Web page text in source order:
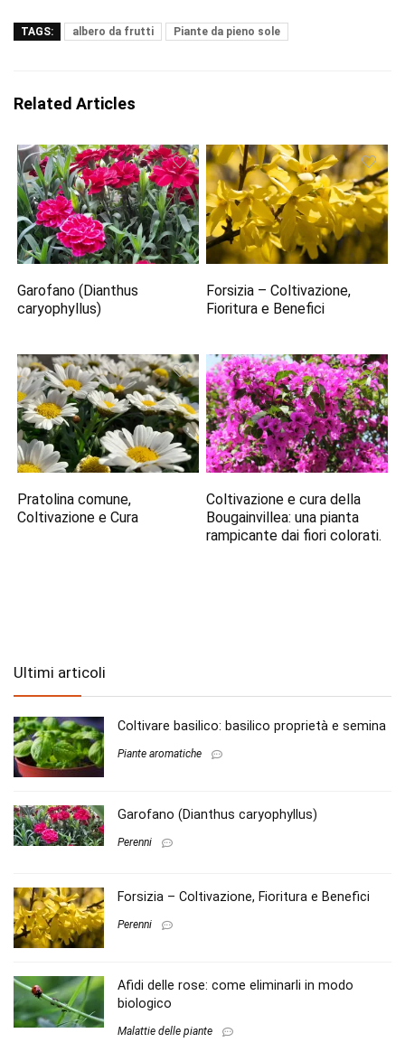
TAGS: albero da frutti Piante da pieno sole
Related Articles
Garofano (Dianthus
caryophyllus)
Forsizia – Coltivazione,
Fioritura e Benefici
Pratolina comune,
Coltivazione e Cura
Coltivazione e cura della
Bougainvillea: una pianta
rampicante dai fiori colorati.
Ultimi articoli
Coltivare basilico: basilico proprietà e semina
Piante aromatiche
Garofano (Dianthus caryophyllus)
Perenni
Forsizia – Coltivazione, Fioritura e Benefici
Perenni
Afidi delle rose: come eliminarli in modo
biologico
Malattie delle piante